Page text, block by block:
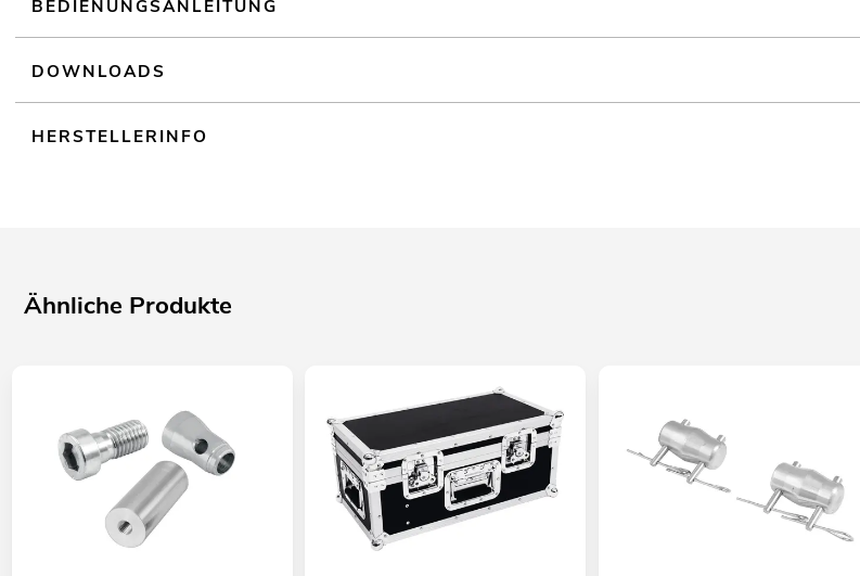
BEDIENUNGSANLEITUNG
DOWNLOADS
HERSTELLERINFO
Ähnliche Produkte